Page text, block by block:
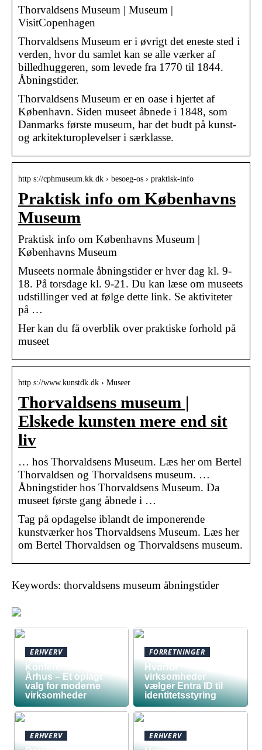
Thorvaldsens Museum | Museum |
VisitCopenhagen
Thorvaldsens Museum er i øvrigt det eneste sted i
verden, hvor du samlet kan se alle værker af
billedhuggeren, som levede fra 1770 til 1844.
Åbningstider.
Thorvaldsens Museum er en oase i hjertet af
København. Siden museet åbnede i 1848, som
Danmarks første museum, har det budt på kunst-
og arkitekturoplevelser i særklasse.
http s://cphmuseum.kk.dk › besoeg-os › praktisk-info
Praktisk info om Københavns
Museum
Praktisk info om Københavns Museum |
Københavns Museum
Museets normale åbningstider er hver dag kl. 9-
18. På torsdage kl. 9-21. Du kan læse om museets
udstillinger ved at følge dette link. Se aktiviteter
på …
Her kan du få overblik over praktiske forhold på
museet
http s://www.kunstdk.dk › Museer
Thorvaldsens museum |
Elskede kunsten mere end sit
liv
… hos Thorvaldsens Museum. Læs her om Bertel
Thorvaldsen og Thorvaldsens museum. …
Åbningstider hos Thorvaldsens Museum. Da
museet første gang åbnede i …
Tag på opdagelse iblandt de imponerende
kunstværker hos Thorvaldsens Museum. Læs her
om Bertel Thorvaldsen og Thorvaldsens museum.
Keywords: thorvaldsens museum åbningstider
ERHVERV
Konferencelokaler
Århus – Et oplagt
valg for moderne
virksomheder
FORRETNINGER
Hvorfor
virksomheder
vælger Entra ID til
identitetsstyring
ERHVERV ERHVERV